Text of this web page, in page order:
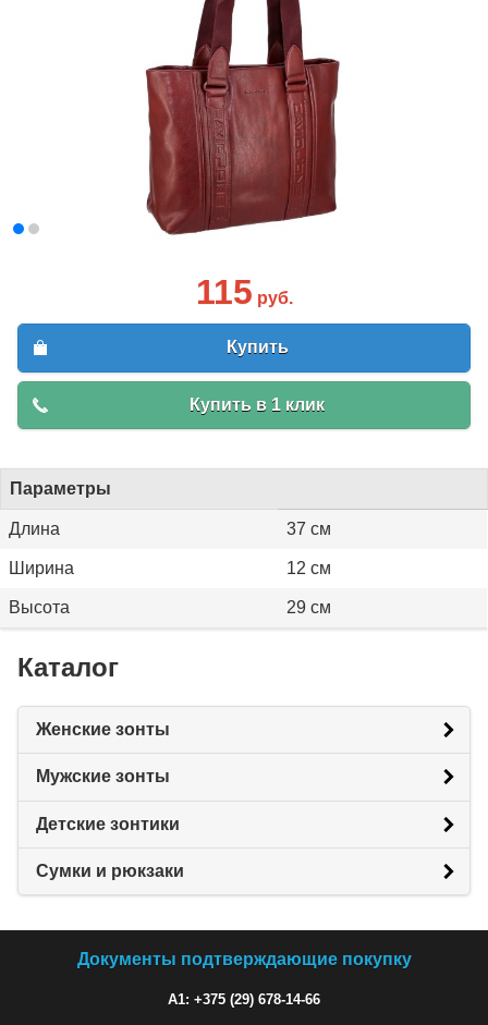
115 руб.
Купить
Купить в 1 клик
Параметры
Длина 37 см
Ширина 12 см
Высота 29 см
Каталог
Женские зонты
Мужские зонты
Детские зонтики
Сумки и рюкзаки
Документы подтверждающие покупку
A1: +375 (29) 678-14-66